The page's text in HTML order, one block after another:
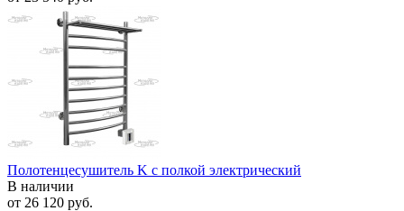
Полотенцесушитель K с полкой электрический
В наличии
от 26 120 руб.